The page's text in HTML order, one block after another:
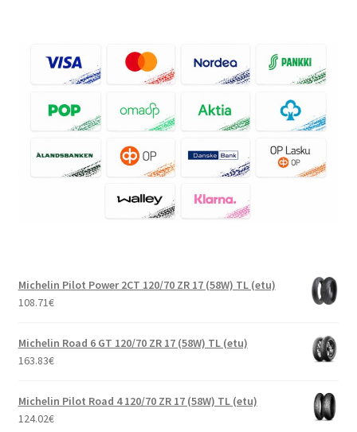
Michelin Pilot Power 2CT 120/70 ZR 17 (58W) TL (etu)
108.71€
Michelin Road 6 GT 120/70 ZR 17 (58W) TL (etu)
163.83€
Michelin Pilot Road 4 120/70 ZR 17 (58W) TL (etu)
124.02€